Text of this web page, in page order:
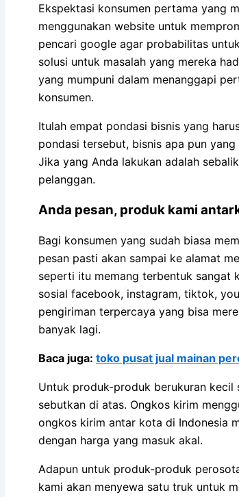
Ekspektasi konsumen pertama yang
menggunakan website untuk
pencari google agar probabilitas
solusi untuk masalah yang mereka
yang mumpuni dalam menanggapi
konsumen.
Itulah empat pondasi bisnis yang
pondasi tersebut, bisnis apa pun
Jika yang Anda lakukan adalah
pelanggan.
Anda pesan, produk kami
Bagi konsumen yang sudah biasa
pesan pasti akan sampai ke alamat
seperti itu memang terbentuk sangat
sosial facebook, instagram, tiktok,
pengiriman terpercaya yang bisa
banyak lagi.
Baca juga: toko pusat jual mainan
Untuk produk-produk berukuran kecil
sebutkan di atas. Ongkos kirim
ongkos kirim antar kota di Indonesia
dengan harga yang masuk akal.
Adapun untuk produk-produk
kami akan menyewa satu truk untuk